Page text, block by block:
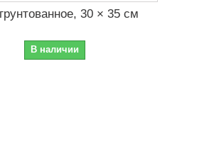
30 × 35 см
В наличии